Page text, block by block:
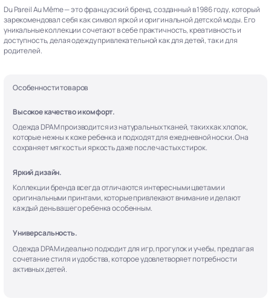
Du Pareil Au Même — это французский бренд, созданный в 1986 году, который
зарекомендовал себя как символ яркой и оригинальной детской моды. Его
уникальные коллекции сочетают в себе практичность, креативность и
доступность, делая одежду привлекательной как для детей, так и для
родителей.
Особенности товаров
Высокое качество и комфорт.
Одежда DPAM производится из натуральных тканей, таких как хлопок,
которые нежны к коже ребенка и подходят для ежедневной носки. Она
сохраняет мягкость и яркость даже после частых стирок.
Яркий дизайн.
Коллекции бренда всегда отличаются интересными цветами и
оригинальными принтами, которые привлекают внимание и делают
каждый день вашего ребенка особенным.
Универсальность.
Одежда DPAM идеально подходит для игр, прогулок и учебы, предлагая
сочетание стиля и удобства, которое удовлетворяет потребности
активных детей.